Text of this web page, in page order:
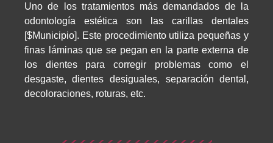
Uno de los tratamientos más demandados de la
odontología estética son las carillas dentales
[$Municipio]. Este procedimiento utiliza pequeñas y
finas láminas que se pegan en la parte externa de
los dientes para corregir problemas como el
desgaste, dientes desiguales, separación dental,
decoloraciones, roturas, etc.